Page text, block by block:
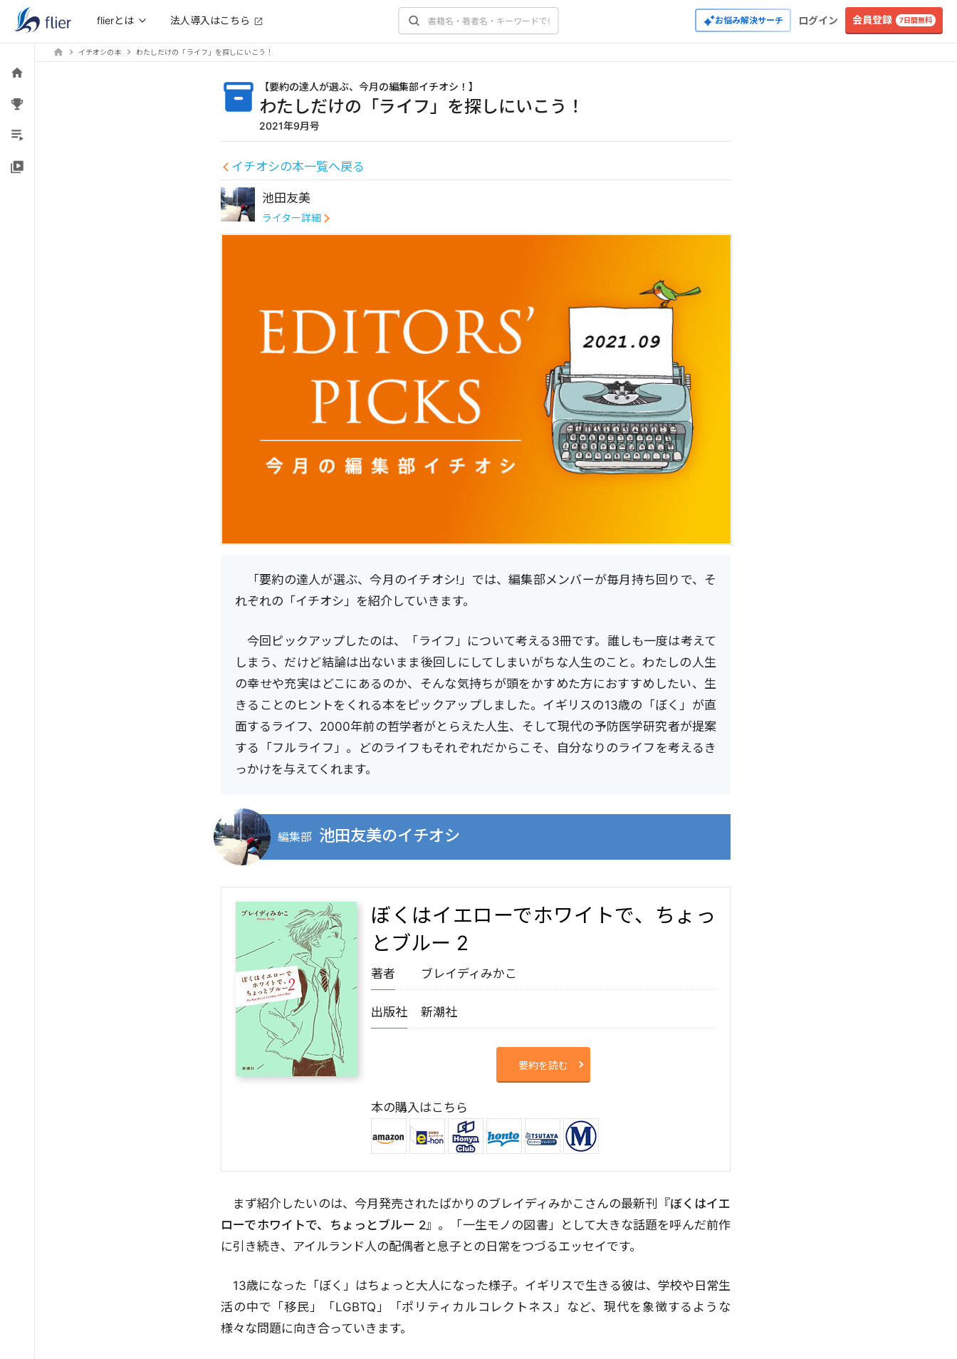
flierとは 法人導入はこちら お悩み解決サーチ ログイン 会員登録 7日間無料
イチオシの本 わたしだけの「ライフ」を探しにいこう！
【要約の達人が選ぶ、今月の編集部イチオシ！ 】
わたしだけの「ライフ」を探しにいこう！
2021年9月号
イチオシの本一覧へ戻る
池田友美
ライター詳細
「要約の達人が選ぶ、今月のイチオシ!」では、編集部メンバーが毎月持ち回りで、そ
れぞれの「イチオシ」を紹介していきます。
今回ピックアップしたのは、「ライフ」について考える3冊です。誰しも一度は考えて
しまう、だけど結論は出ないまま後回しにしてしまいがちな人生のこと。わたしの人生
の幸せや充実はどこにあるのか、そんな気持ちが頭をかすめた方におすすめしたい、生
きることのヒントをくれる本をピックアップしました。イギリスの13歳の「ぼく」が直
面するライフ、2000年前の哲学者がとらえた人生、そして現代の予防医学研究者が提案
する「フルライフ」。どのライフもそれぞれだからこそ、自分なりのライフを考えるき
っかけを与えてくれます。
編集部 池田友美のイチオシ
ぼくはイエローでホワイトで、ちょっ
とブルー 2
著者 ブレイディみかこ
出版社 新潮社
要約を読む
本の購入はこちら
まず紹介したいのは、今月発売されたばかりのブレイディみかこさんの最新刊『ぼくはイエ
ローでホワイトで、ちょっとブルー 2』。「一生モノの図書」として大きな話題を呼んだ前作
に引き続き、アイルランド人の配偶者と息子との日常をつづるエッセイです。
13歳になった「ぼく」はちょっと大人になった様子。イギリスで生きる彼は、学校や日常生
活の中で「移民」「LGBTQ」「ポリティカルコレクトネス」など、現代を象徴するような
様々な問題に向き合っていきます。